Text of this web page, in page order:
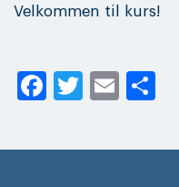
Velkommen til kurs!
Facebook
Twitter
Email